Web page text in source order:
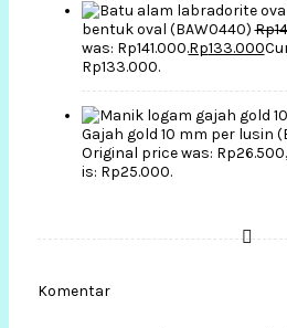
bentuk oval (BAW0440) Rp
was: Rp141.000.Rp133.000
Rp133.000.
Gajah gold 10 mm per lusin
Original price was: Rp26.500.
is: Rp25.000.
Komentar